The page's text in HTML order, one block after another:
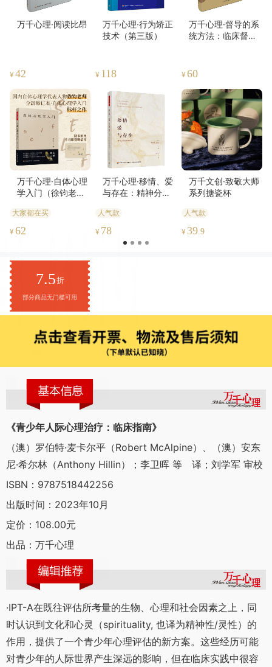
万千心理·阅读比昂
¥ 42
万千心理·行为矫正
技术（第三版）
¥ 118
万千心理·督导的系
统方法：临床督导
¥ 60
万千心理·自体心理
学入门（徐钧老师
大家都在买
¥ 62
万千心理·移情、爱
与存在：精神分析
人气款
¥ 78
万千文创·致敬大师
系列搪瓷杯
人气款
¥ 39.9
7.5折
部分商品无门槛可用
《青少年人际心理治疗：临床指南》
（澳）罗伯特·麦卡尔平（Robert McAlpine）、（澳）安东
尼·希尔林（Anthony Hillin）；李卫晖 等 译；刘学军 审校
ISBN：9787518442256
出版时间：2023年10月
定价：108.00元
出品：万千心理
·IPT-A在既往评估所考量的生物、心理和社会因素之上，同
时认识到文化和心灵（spirituality, 也译为精神性/灵性）的
作用，提供了一个青少年心理评估的新方案。这些经历可能
对青少年的人际世界产生深远的影响，但在临床实践中很容